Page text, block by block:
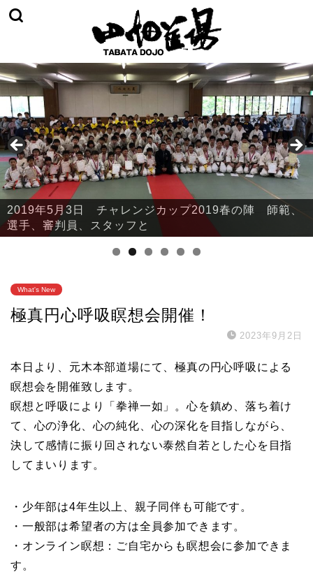
2019年5月3日 チャレンジカップ2019春の陣 師範、
選手、審判員、スタッフと
2019年5月3日 チャレンジカップ2019春の陣 本部・
鈴川
What's New
極真円心呼吸瞑想会開催！
2023年9月2日
本日より、元木本部道場にて、極真の円心呼吸による
瞑想会を開催致します。
瞑想と呼吸により「拳禅一如」。心を鎮め、落ち着け
て、心の浄化、心の純化、心の深化を目指しながら、
決して感情に振り回されない泰然自若とした心を目指
してまいります。
・少年部は4年生以上、親子同伴も可能です。
・一般部は希望者の方は全員参加できます。
・オンライン瞑想：ご自宅からも瞑想会に参加できま
す。